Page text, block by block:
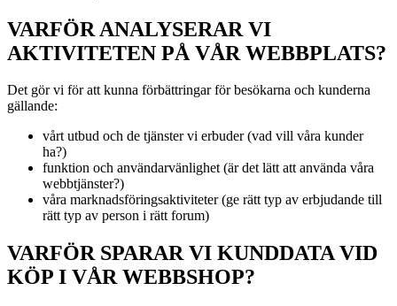
VARFÖR ANALYSERAR VI
AKTIVITETEN PÅ VÅR WEBBPLATS?
Det gör vi för att kunna förbättringar för besökarna och kunderna
gällande:
vårt utbud och de tjänster vi erbuder (vad vill våra kunder
ha?)
funktion och användarvänlighet (är det lätt att använda våra
webbtjänster?)
våra marknadsföringsaktiviteter (ge rätt typ av erbjudande till
rätt typ av person i rätt forum)
VARFÖR SPARAR VI KUNDDATA VID
KÖP I VÅR WEBBSHOP?